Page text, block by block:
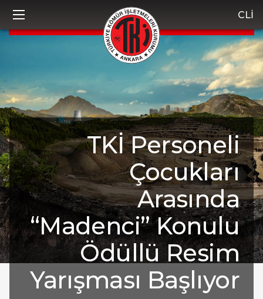
TKİ Personeli
Çocukları
Arasında
“Madenci” Konulu
Ödüllü Resim
Yarışması Başlıyor
CLİ